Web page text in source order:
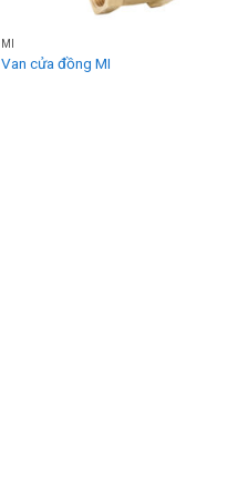
MI
Van cửa đồng MI